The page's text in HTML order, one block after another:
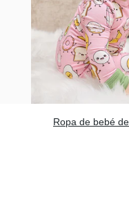
Ropa de bebé